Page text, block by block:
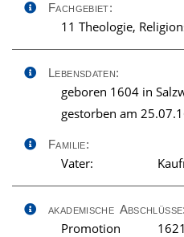
Fachgebiet:
11 Theologie,
Lebensdaten:
geboren 1604 in
gestorben am
Familie:
Vater:
akademische Abschlüsse:
Promotion 1621